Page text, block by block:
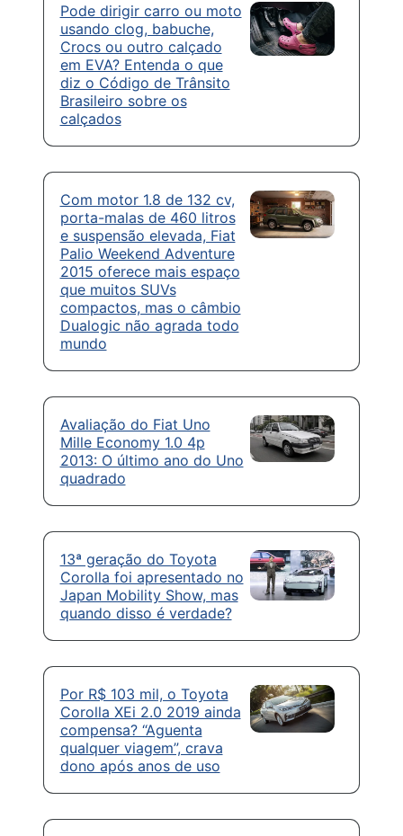
Pode dirigir carro ou moto
usando clog, babuche,
Crocs ou outro calçado
em EVA? Entenda o que
diz o Código de Trânsito
Brasileiro sobre os
calçados
Com motor 1.8 de 132 cv,
porta-malas de 460 litros
e suspensão elevada, Fiat
Palio Weekend Adventure
2015 oferece mais espaço
que muitos SUVs
compactos, mas o câmbio
Dualogic não agrada todo
mundo
Avaliação do Fiat Uno
Mille Economy 1.0 4p
2013: O último ano do Uno
quadrado
13ª geração do Toyota
Corolla foi apresentado no
Japan Mobility Show, mas
quando disso é verdade?
Por R$ 103 mil, o Toyota
Corolla XEi 2.0 2019 ainda
compensa? “Aguenta
qualquer viagem”, crava
dono após anos de uso